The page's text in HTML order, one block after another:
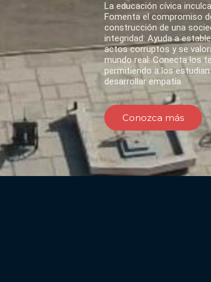
La educación cívica
Fomenta el compromiso
construcción de una
integridad: Ayuda a
actos corruptos y se
mundo real: Conecta los
permitiendo a los
desarrollar empatía.
Conozca más